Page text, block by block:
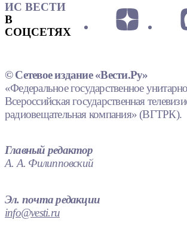
ИС ВЕСТИ
В
СОЦСЕТЯХ
© Сетевое издание «Вести.Ру»
«Федеральное государственное
Всероссийская государственная
радиовещательная компания» (ВГТРК).
Главный редактор
А. А. Филипповский
Эл. почта редакции
info@vesti.ru